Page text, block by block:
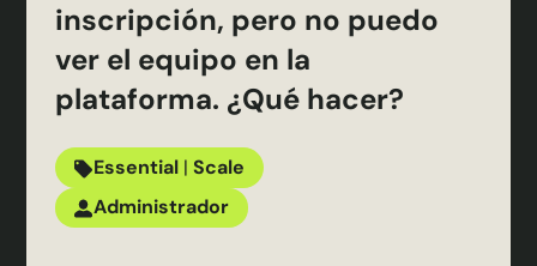
inscripción, pero no puedo
ver el equipo en la
plataforma. ¿Qué hacer?
Essential | Scale
Administrador